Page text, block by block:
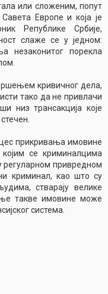
или сложеним, попут
Европе и која је
Републике Србије,
слаже се у једном:
незаконитог порекла
кривичног дела,
тако да не привлачи
низ трансакција које
прикривања имовине
се криминалцима
регуларном привредном
криминал, као што су
стварају велике
такве имовине може
система.